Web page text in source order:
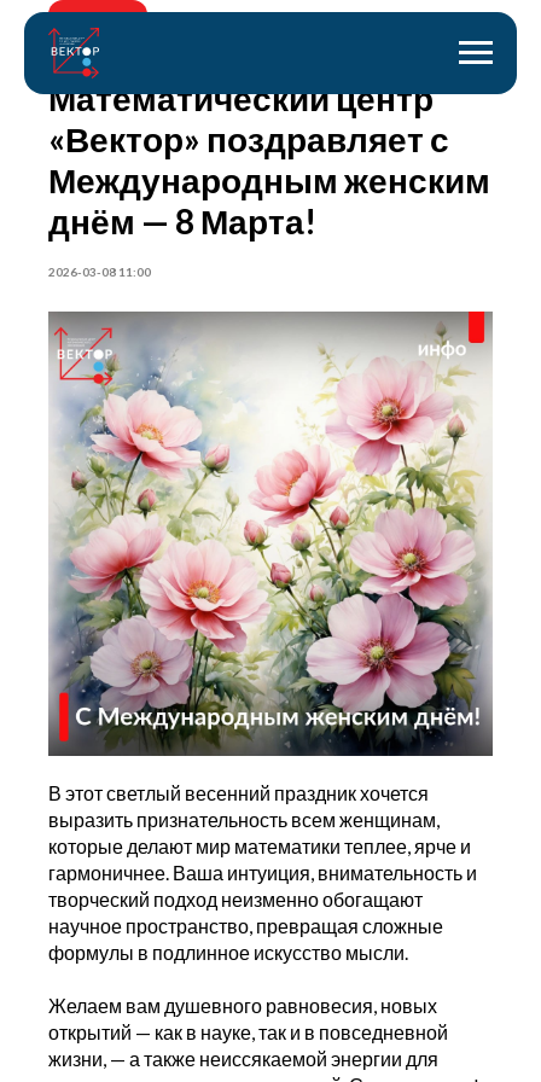
Назад
Математический центр
«Вектор» поздравляет с
Международным женским
днём — 8 Марта!
2026-03-08 11:00
В этот светлый весенний праздник хочется
выразить признательность всем женщинам,
которые делают мир математики теплее, ярче и
гармоничнее. Ваша интуиция, внимательность и
творческий подход неизменно обогащают
научное пространство, превращая сложные
формулы в подлинное искусство мысли.
Желаем вам душевного равновесия, новых
открытий — как в науке, так и в повседневной
жизни, — а также неиссякаемой энергии для